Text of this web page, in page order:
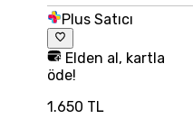
Plus Satıcı
Elden al, kartla
öde!
1.650 TL